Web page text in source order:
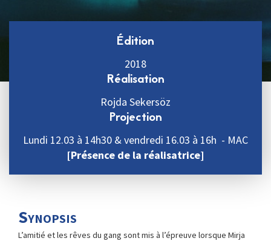
Édition
2018
Réalisation
Rojda Sekersöz
Projection
Lundi 12.03 à 14h30 & vendredi 16.03 à 16h - MAC
[Présence de la réalisatrice]
Synopsis
L’amitié et les rêves du gang sont mis à l’épreuve lorsque Mirja